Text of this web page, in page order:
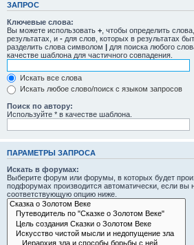
ЗАПРОС
Ключевые слова:
Вы можете использовать + , чтобы определить
результатах, и - для слов, которых в результатах
разделить слова символом | для поиска любого
качестве шаблона для частичного совпадения.
Искать все слова
Искать любое слово/поиск с языком запросов
Поиск по автору:
Используйте * в качестве шаблона.
ПАРАМЕТРЫ ЗАПРОСА
Искать в форумах:
Выберите форум или форумы, в которых будет
подфорумах производится автоматически, если вы
соответствующую опцию ниже.